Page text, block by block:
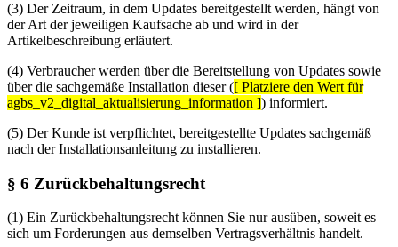
(3) Der Zeitraum, in dem Updates bereitgestellt werden, hängt von
der Art der jeweiligen Kaufsache ab und wird in der
Artikelbeschreibung erläutert.
(4) Verbraucher werden über die Bereitstellung von Updates sowie
über die sachgemäße Installation dieser ([ Platziere den Wert für
agbs_v2_digital_aktualisierung_information ]) informiert.
(5) Der Kunde ist verpflichtet, bereitgestellte Updates sachgemäß
nach der Installationsanleitung zu installieren.
§ 6 Zurückbehaltungsrecht
(1) Ein Zurückbehaltungsrecht können Sie nur ausüben, soweit es
sich um Forderungen aus demselben Vertragsverhältnis handelt.